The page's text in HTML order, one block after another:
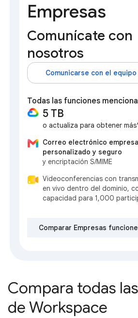
Empresas
Comunícate con
nosotros
Comunicarse con el
Todas las funciones
5 TB
o actualiza para obtener
Correo electrónico
personalizado y seguro
y encriptación S/MIME
Videoconferencias con
en vivo dentro del dominio,
capacidad para 1,000
Comparar Empresas
Compara todas
de Workspace